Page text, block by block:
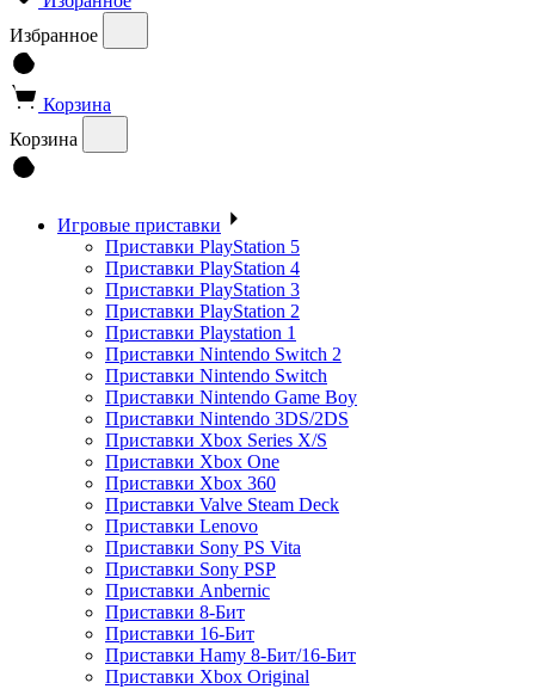
Избранное
Корзина
Корзина
Игровые приставки
Приставки PlayStation 5
Приставки PlayStation 4
Приставки PlayStation 3
Приставки PlayStation 2
Приставки Playstation 1
Приставки Nintendo Switch 2
Приставки Nintendo Switch
Приставки Nintendo Game Boy
Приставки Nintendo 3DS/2DS
Приставки Xbox Series X/S
Приставки Xbox One
Приставки Xbox 360
Приставки Valve Steam Deck
Приставки Lenovo
Приставки Sony PS Vita
Приставки Sony PSP
Приставки Anbernic
Приставки 8-Бит
Приставки 16-Бит
Приставки Hamy 8-Бит/16-Бит
Приставки Xbox Original